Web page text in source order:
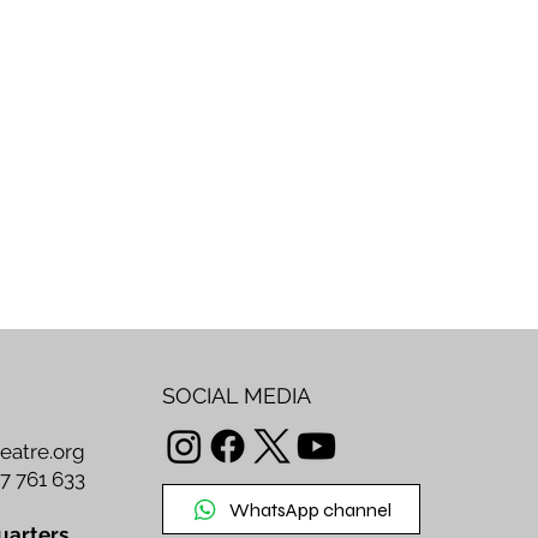
761 633
SOCIAL MEDIA
WhatsApp channel